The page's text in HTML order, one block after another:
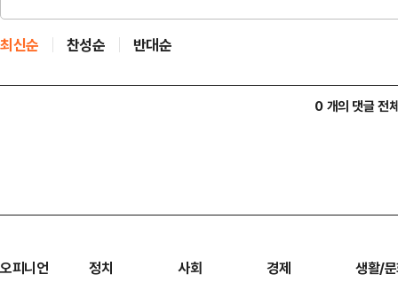
최신순 찬성순 반대순
0 개의 댓글 전
오피니언 정치 사회 경제 생활/